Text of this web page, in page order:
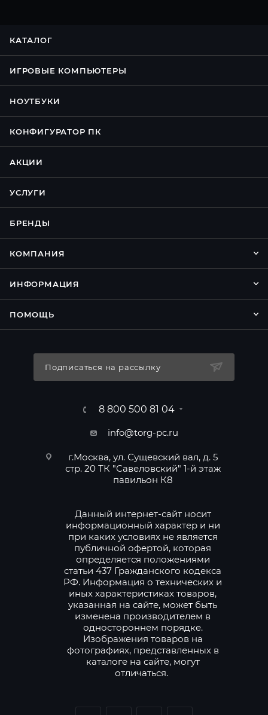
КАТАЛОГ
ИГРОВЫЕ КОМПЬЮТЕРЫ
НОУТБУКИ
КОНФИГУРАТОР ПК
АКЦИИ
УСЛУГИ
БРЕНДЫ
КОМПАНИЯ
ИНФОРМАЦИЯ
ПОМОЩЬ
Подписаться на рассылку
8 800 500 81 04
info@torg-pc.ru
г.Москва, ул. Сущевский вал, д. 5
стр. 20 ТК "Савеловский" 1-й этаж
павильон К8
Данный интернет-сайт носит
информационный характер и ни
при каких условиях не является
публичной офертой, которая
определяется положениями
статьи 437 Гражданского кодекса
РФ. Информация о технических и
иных характеристиках товаров,
указанная на сайте, может быть
изменена производителем в
одностороннем порядке.
Изображения товаров на
фотографиях, представленных в
каталоге на сайте, могут
отличаться.